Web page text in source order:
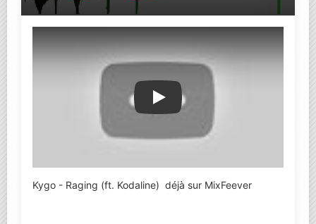
Lire la vidéo YouTube
Kygo - Raging (ft. Kodaline) déjà sur MixFeever